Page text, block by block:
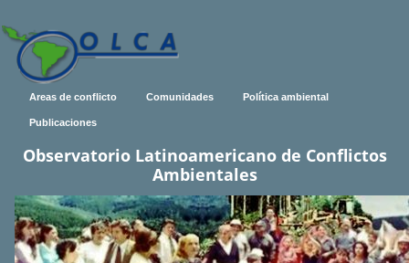
Areas de conflicto Comunidades Política ambiental
Publicaciones
Observatorio Latinoamericano de Conflictos
Ambientales